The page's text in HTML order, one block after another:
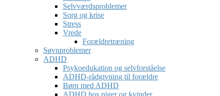
Selvværdsproblemer
Sorg og krise
Stress
Vrede
Forældretræning
Søvnproblemer
ADHD
Psykoedukation og selvforståelse
ADHD-rådgivning til forældre
Børn med ADHD